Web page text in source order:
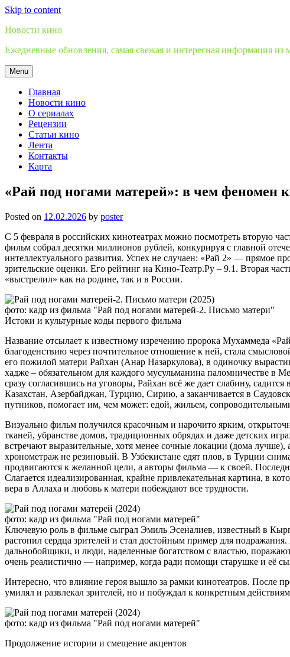
Skip to content
Новости кино
Ежедневные обновления, самая свежая и интересная информация из
Menu
Главная
Новости кино
О сериалах
Рецензии
Статьи кино
Лента
Контакты
Карта
«Рай под ногами матерей»: в чем феномен
Posted on 12.02.2026 by poster
С 5 февраля в российских кинотеатрах можно посмотреть вторую
фильм собрал десятки миллионов рублей, конкурируя с главной
интеллектуального развития. Успех не случаен: «Рай 2» — прямое
зрительские оценки. Его рейтинг на Кино-Театр.Ру – 9.1. Вторая
«выстрелил» как на родине, так и в России.
фото: кадр из фильма "Рай под ногами матерей-2. Письмо матери"
Истоки и культурные коды первого фильма
Название отсылает к известному изречению пророка Мухаммеда
благоденствию через почтительное отношение к ней, стала
его пожилой матери Райхан (Анар Назаркулова), в одиночку
хадже – обязательном для каждого мусульманина паломничестве в
сразу согласившись на уговоры, Райхан всё же дает слабину,
Казахстан, Азербайджан, Турцию, Сирию, а заканчивается в
путников, помогает им, чем может: едой, жильем,
Визуально фильм получился красочным и нарочито ярким,
тканей, убранстве домов, традиционных обрядах и даже детских
встречают выразительные, хотя менее сочные локации (дома
хронометраж не резиновый. В Узбекистане едят плов, в Турции
продвигаются к желанной цели, а авторы фильма — к своей.
Слагается идеализированная, крайне привлекательная картина, в
вера в Аллаха и любовь к матери побеждают все трудности.
фото: кадр из фильма "Рай под ногами матерей"
Ключевую роль в фильме сыграл Эмиль Эсеналиев, известный в
растопил сердца зрителей и стал достойным пример для
дальнобойщики, и люди, наделенные богатством с властью,
очень реалистично — например, когда ради помощи старушке и её
Интересно, что влияние героя вышло за рамки кинотеатров. После
умилял и развлекал зрителей, но и побуждал к конкретным
фото: кадр из фильма "Рай под ногами матерей"
Продолжение истории и смещение акцентов